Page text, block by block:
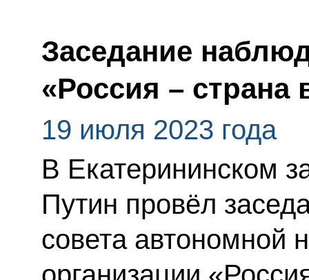
Заседание
«Россия – страна
19 июля 2023 года
В Екатерининском
Путин провёл
совета автономной